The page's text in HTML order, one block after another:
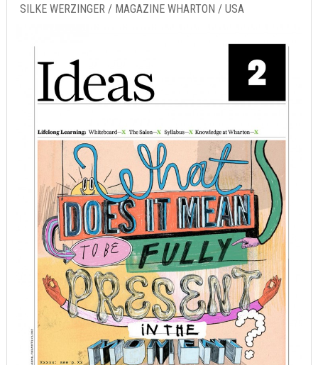
SILKE WERZINGER / MAGAZINE WHARTON / USA